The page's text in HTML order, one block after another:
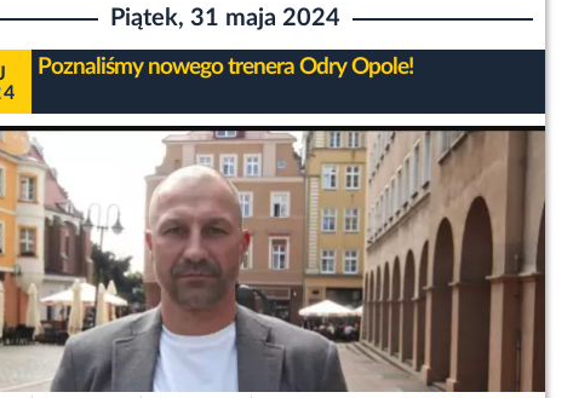
Piątek, 31 maja 2024
Poznaliśmy nowego trenera Odry Opole!